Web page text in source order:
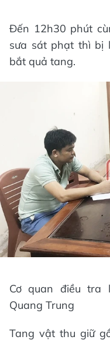
Đến 12h30 phút
sưa sát phạt thì bị
bắt quả tang.
Cơ quan điều tra
Quang Trung
Tang vật thu giữ